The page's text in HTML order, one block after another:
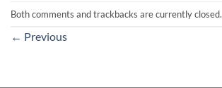
Both comments and trackbacks are currently closed.
← Previous